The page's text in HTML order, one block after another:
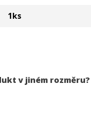
1ks
v jiném rozměru?